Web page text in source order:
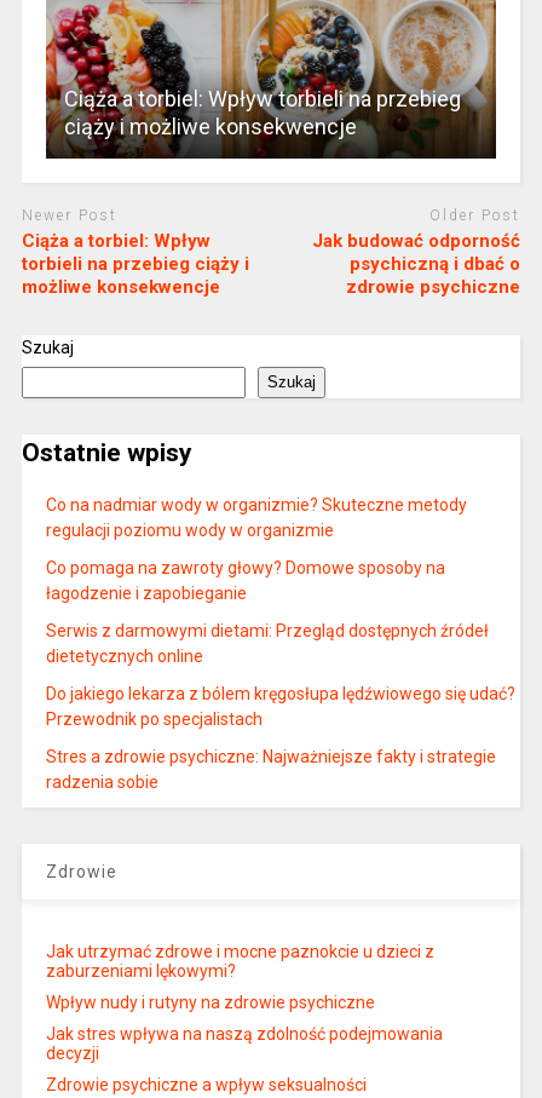
Ciąża a torbiel: Wpływ torbieli na przebieg
ciąży i możliwe konsekwencje
Newer Post
Ciąża a torbiel: Wpływ
torbieli na przebieg ciąży i
możliwe konsekwencje
Older Post
Jak budować odporność
psychiczną i dbać o
zdrowie psychiczne
Szukaj
Szukaj
Ostatnie wpisy
Co na nadmiar wody w organizmie? Skuteczne metody
regulacji poziomu wody w organizmie
Co pomaga na zawroty głowy? Domowe sposoby na
łagodzenie i zapobieganie
Serwis z darmowymi dietami: Przegląd dostępnych źródeł
dietetycznych online
Do jakiego lekarza z bólem kręgosłupa lędźwiowego się udać?
Przewodnik po specjalistach
Stres a zdrowie psychiczne: Najważniejsze fakty i strategie
radzenia sobie
Zdrowie
Jak utrzymać zdrowe i mocne paznokcie u dzieci z
zaburzeniami lękowymi?
Wpływ nudy i rutyny na zdrowie psychiczne
Jak stres wpływa na naszą zdolność podejmowania
decyzji
Zdrowie psychiczne a wpływ seksualności